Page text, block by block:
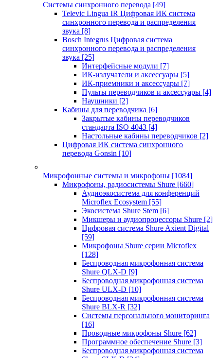
Системы синхронного перевода [49]
Televic Lingua IR Цифровая ИК система
синхронного перевода и распределения
звука [8]
Bosch Integrus Цифровая система
синхронного перевода и распределения
звука [25]
Интерфейсные модули [7]
ИК-излучатели и аксессуары [5]
ИК-приемники и аксессуары [7]
Пульты переводчиков и аксессуары [4]
Наушники [2]
Кабины для переводчика [6]
Закрытые кабины переводчиков
стандарта ISO 4043 [4]
Настольные кабины переводчиков [2]
Цифровая ИК система синхронного
перевода Gonsin [10]
Микрофонные системы и микрофоны [1084]
Микрофоны, радиосистемы Shure [660]
Аудиоэкосистема для конференций
Microflex Ecosystem [55]
Экосистема Shure Stem [6]
Микшеры и аудиопроцессоры Shure [2]
Цифровая система Shure Axient Digital
[59]
Микрофоны Shure серии Microflex
[128]
Беспроводная микрофонная система
Shure QLX-D [9]
Беспроводная микрофонная система
Shure ULX-D [10]
Беспроводная микрофонная система
Shure BLX-R [32]
Системы персонального мониторинга
[16]
Проводные микрофоны Shure [62]
Программное обеспечение Shure [3]
Беспроводная микрофонная система